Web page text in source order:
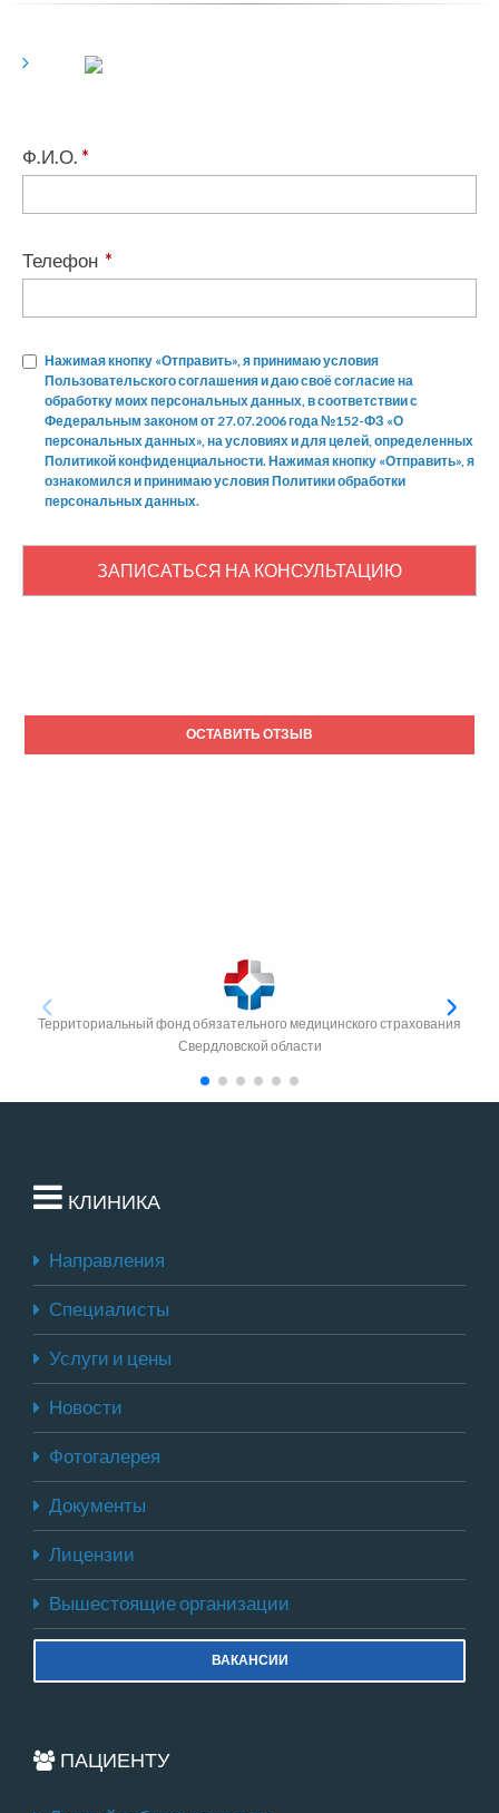
Ф.И.О. *
Телефон *
Нажимая кнопку «Отправить», я принимаю условия
Пользовательского соглашения и даю своё согласие на
обработку моих персональных данных, в соответствии с
Федеральным законом от 27.07.2006 года №152-ФЗ «О
персональных данных», на условиях и для целей, определенных
Политикой конфиденциальности. Нажимая кнопку «Отправить», я
ознакомился и принимаю условия Политики обработки
персональных данных.
ЗАПИСАТЬСЯ НА КОНСУЛЬТАЦИЮ
ОСТАВИТЬ ОТЗЫВ
Территориальный фонд обязательного медицинского страхования
Свердловской области
КЛИНИКА
Направления
Специалисты
Услуги и цены
Новости
Фотогалерея
Документы
Лицензии
Вышестоящие организации
ВАКАНСИИ
ПАЦИЕНТУ